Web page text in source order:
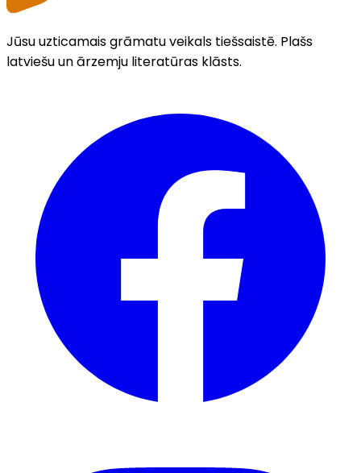
Jūsu uzticamais grāmatu veikals tiešsaistē. Plašs
latviešu un ārzemju literatūras klāsts.